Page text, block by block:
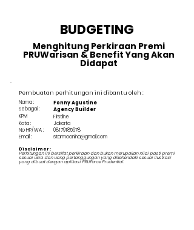
BUDGETING
Menghitung Perkiraan Premi
PRUWarisan & Benefit Yang Akan
Didapat
Pembuatan perhitungan ini dibantu oleh :
Nama :
Fonny Agustine
Sebagai :
Agency Builder
KPM
Firstline
Jakarta
Kota :
08179185678
No HP/WA :
Email :
starmoonina@gmail.com
Disclaimer :
Perhitungan ini bersifat perkiraan dan bukan merupakan nilai pasti premi
sesuai usia dan uang pertanggungan yang dikehendaki sesuai ilustrasi
yang dibuat dengan aplikasi PRUForce Prudential.